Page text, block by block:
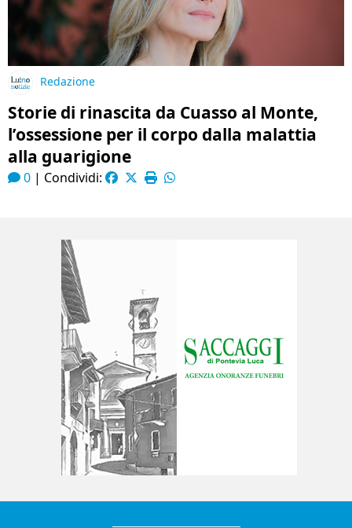
Redazione
Storie di rinascita da Cuasso al Monte,
l’ossessione per il corpo dalla malattia
alla guarigione
0 | Condividi: